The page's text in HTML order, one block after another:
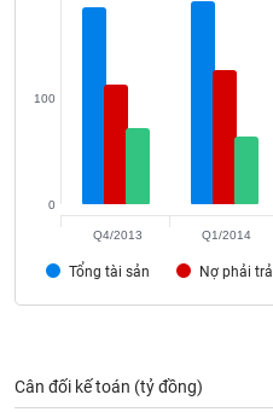
Tổng tài sản Nợ phải trả
0
100
Q4/2013 Q1/2014
Cân đối kế toán (tỷ đồng)
Người nội bộ
viết
tác